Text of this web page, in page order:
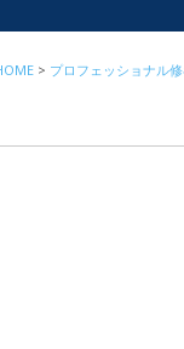
プロフェッショナル